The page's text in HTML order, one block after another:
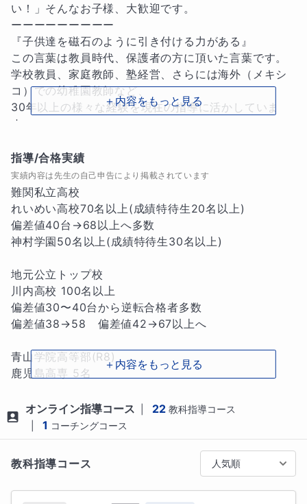
い！」そんなお子様、大歓迎です。
ーーーーーーーーー
『子供達を磁石のように引き付ける力がある』
この言葉は教員時代、保護者の方に頂いた言葉です。
学校教員、家庭教師、塾経営、さらには海外（メキシ
コ）での幼稚園教師など、
30年以上の様々な経験を現在の指導に活かしていま
す。
お子様の現状を的確に把握し、お子様に相応しい問題
(手書きプリント)に作り変えます。
ホワイトボードでオリジナルの教具を自在に動かし、
楽しく確実に成績を上げていきます。
なんと200人中180番の中2のお子様が半年間で10番以
内に！
ご家庭での笑顔も増え自己肯定感もアップ！他教科の
成績も伸び始めました。
◆授業のポイント
です。
「オリジナルの教具で視覚的・直感的に分かりやすい
「自作プリントでピンポイント指導！」
これらでお子様は劇的に変わります。
ーーーーーーーーー
①優しいだけじゃないメリハリのある指導
＋内容をもっと見る
指導/合格実績
実績内容は先生の自己申告により掲載されています
難関私立高校
れいめい高校70名以上(成績特待生20名以上)
偏差値40台→68以上へ多数
神村学園50名以上(成績特待生30名以上)
地元公立トップ校
川内高校 100名以上
偏差値30〜40台から逆転合格者多数
偏差値38→58   偏差値42→67以上へ
青山学院高等部(R8)
鹿児島高専 5名
その他
池田高校(鹿児島)、樟南高校、武岡台高校
れいめい中学校、池田中学校(鹿児島)
＋内容をもっと見る
オンライン指導コース 22 教科指導コース
1 コーチングコース
教科指導コース 人気順